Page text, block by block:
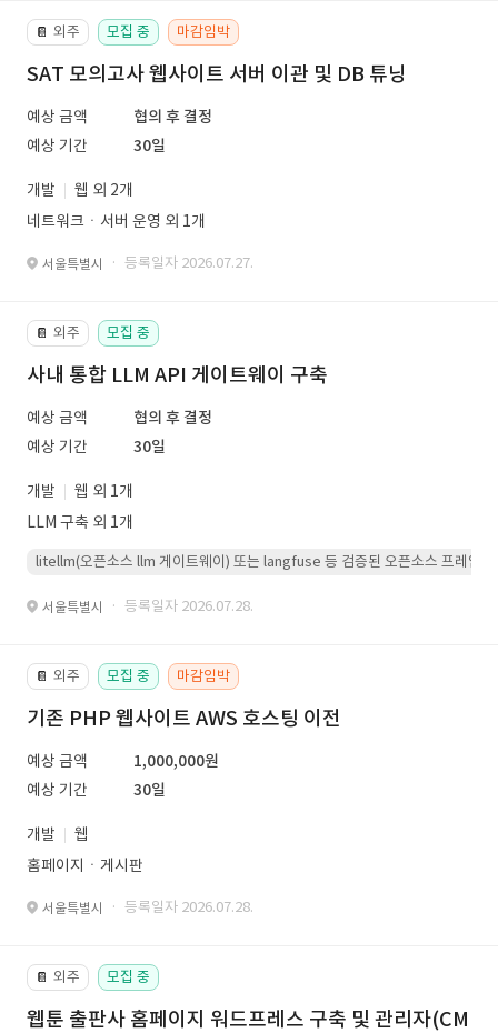
📔 외주 모집 중 마감임박
SAT 모의고사 웹사이트 서버 이관 및 DB 튜닝
예상 금액
협의 후 결정
예상 기간
30일
개발
웹 외 2개
네트워크ㆍ서버 운영 외 1개
서울특별시 · 등록일자 2026.07.27.
📔 외주 모집 중
사내 통합 LLM API 게이트웨이 구축
예상 금액
협의 후 결정
예상 기간
30일
개발
웹 외 1개
LLM 구축 외 1개
litellm(오픈소스 llm 게이트웨이) 또는 langfuse 등 검증된 오픈소스 프레임워
서울특별시 · 등록일자 2026.07.28.
📔 외주 모집 중 마감임박
기존 PHP 웹사이트 AWS 호스팅 이전
예상 금액
1,000,000원
예상 기간
30일
개발
웹
홈페이지ㆍ게시판
서울특별시 · 등록일자 2026.07.28.
📔 외주 모집 중
웹툰 출판사 홈페이지 워드프레스 구축 및 관리자(CM